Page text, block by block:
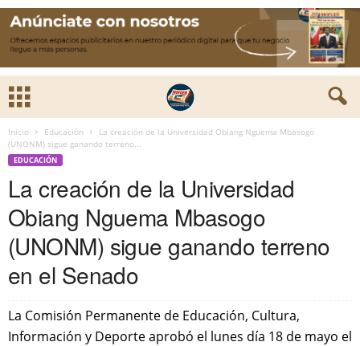
Inicio Educación
La creación de la Universidad Obiang Nguema Mbasogo
(UNONM) sigue ganando terreno...
EDUCACIÓN
La creación de la Universidad
Obiang Nguema Mbasogo
(UNONM) sigue ganando terreno
en el Senado
La Comisión Permanente de Educación, Cultura,
Información y Deporte aprobó el lunes día 18 de mayo el